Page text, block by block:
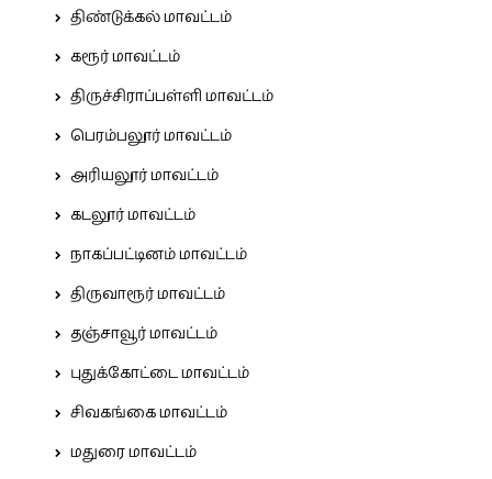
திண்டுக்கல் மாவட்டம்
கரூர் மாவட்டம்
திருச்சிராப்பள்ளி மாவட்டம்
பெரம்பலூர் மாவட்டம்
அரியலூர் மாவட்டம்
கடலூர் மாவட்டம்
நாகப்பட்டினம் மாவட்டம்
திருவாரூர் மாவட்டம்
தஞ்சாவூர் மாவட்டம்
புதுக்கோட்டை மாவட்டம்
சிவகங்கை மாவட்டம்
மதுரை மாவட்டம்